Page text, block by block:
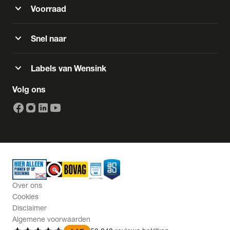
expand_more Voorraad
expand_more Snel naar
expand_more Labels van Wensink
Volg ons
Over ons
Cookies
Disclaimer
Algemene voorwaarden